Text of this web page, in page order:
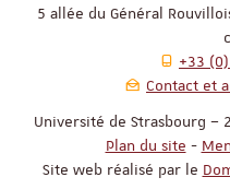
5 allée du Général
+33
Contact et
Université de Strasbourg –
Plan du site -
Site web réalisé par le